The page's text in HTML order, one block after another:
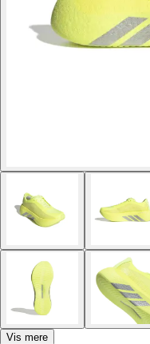
Vis mere